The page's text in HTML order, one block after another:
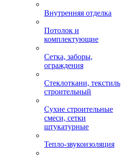
Внутренняя отделка
Потолок и
комплектующие
Сетка, заборы,
ограждения
Стеклоткани, текстиль
строительный
Сухие строительные
смеси, сетки
штукатурные
Тепло-звукоизоляция